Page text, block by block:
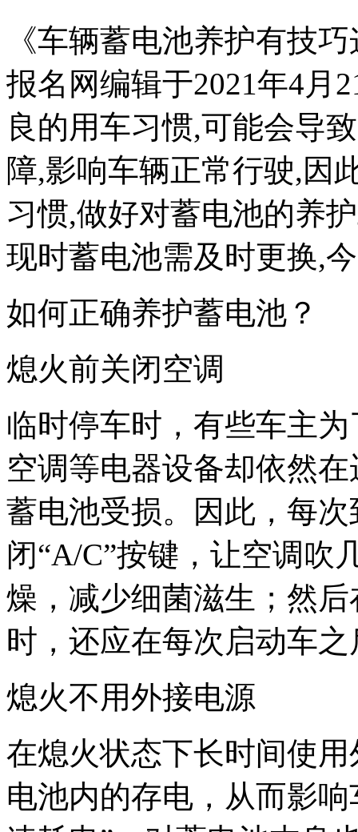
《车辆蓄电池养护有技
报名网编辑于2021年4月
良的用车习惯,可能会导
障,影响车辆正常行驶,因
习惯,做好对蓄电池的养
现时蓄电池需及时更换,
如何正确养护蓄电池？
熄火前关闭空调
临时停车时，有些车主
空调等电器设备却依然
蓄电池受损。因此，每
闭“A/C”按键，让空调吹
燥，减少细菌滋生；然
时，还应在每次启动车
熄火不用外接电源
在熄火状态下长时间使
电池内的存电，从而影